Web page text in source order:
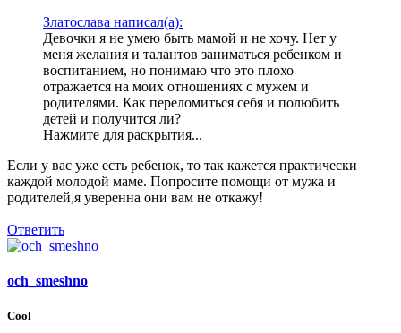
Златослава написал(а):
Девочки я не умею быть мамой и не хочу. Нет у
меня желания и талантов заниматься ребенком и
воспитанием, но понимаю что это плохо
отражается на моих отношениях с мужем и
родителями. Как переломиться себя и полюбить
детей и получится ли?
Нажмите для раскрытия...
Если у вас уже есть ребенок, то так кажется практически
каждой молодой маме. Попросите помощи от мужа и
родителей,я уверенна они вам не откажу!
Ответить
och_smeshno
Cool